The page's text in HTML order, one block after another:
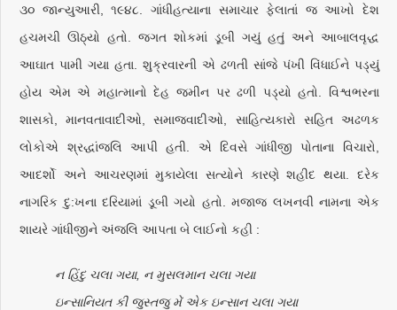
૩૦ જાન્યુઆરી, ૧૯૪૮. ગાંધીહત્યાના સમાચાર ફેલાતાં જ આખો દેશ
હચમચી ઊઠ્યો હતો. જગત શોકમાં ડૂબી ગયું હતું અને આબાલવૃદ્ધ
આઘાત પામી ગયા હતા. શુક્રવારની એ ઢળતી સાંજે પંખી વિંધાઈને પડ્યું
હોય એમ એ મહાત્માનો દેહ જમીન પર ઢળી પડ્યો હતો. વિશ્વભરના
શાસકો, માનવતાવાદીઓ, સમાજવાદીઓ, સાહિત્યકારો સહિત અઢળક
લોકોએ શ્રદ્ધાંજલિ આપી હતી. એ દિવસે ગાંધીજી પોતાના વિચારો,
આદર્શો અને આચરણમાં મુકાયેલા સત્યોને કારણે શહીદ થયા. દરેક
નાગરિક દુ:ખના દરિયામાં ડૂબી ગયો હતો. મજાજ લખનવી નામના એક
શાયરે ગાંધીજીને અંજલિ આપતા બે લાઈનો કહી :
ન હિંદુ ચલા ગયા, ન મુસલમાન ચલા ગયા
ઇન્સાનિયત કી જુસ્તજુ મેં એક ઇન્સાન ચલા ગયા